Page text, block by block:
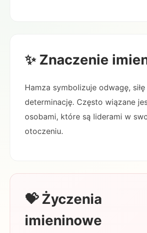
✨ Znaczenie
Hamza symbolizuje odwagę,
determinację. Często wiązane
osobami, które są liderami w
otoczeniu.
💝 Życzenia
imieninowe